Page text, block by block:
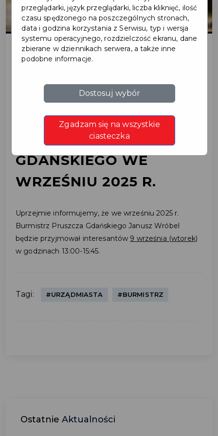
2025-08-25
PRZYJMOWANIE
INTERESANTÓW PRZEZ
BURMISTRZA PRUSZCZA
GDAŃSKIEGO WE
WRZEŚNIU 2025 R.
Uprzejmie informujemy, że we wrześniu 2025 r.
Burmistrz Pruszcza Gdańskiego Janusz Wróbel
będzie przyjmował interesantów 9 września (wtorek)
w godzinach 13:00-15:45.
Tagi: #URZĄDMIASTA #BURMISTRZ
Ostatnie Aktualności
przeglądarki, język przeglądarki, liczba kliknięć, ilość
czasu spędzonego na poszczególnych stronach,
data i godzina korzystania z Serwisu, typ i wersja
systemu operacyjnego, rozdzielczość ekranu, dane
zbierane w dziennikach serwera, a także inne
podobne informacje.
Dostosuj wybór
Zgadzam się na wszystkie
ciasteczka